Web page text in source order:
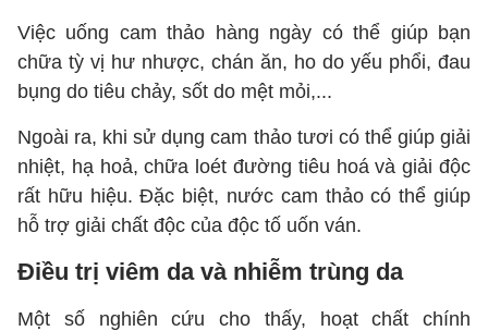
Việc uống cam thảo hàng ngày có thể giúp bạn
chữa tỳ vị hư nhược, chán ăn, ho do yếu phổi, đau
bụng do tiêu chảy, sốt do mệt mỏi,...
Ngoài ra, khi sử dụng cam thảo tươi có thể giúp giải
nhiệt, hạ hoả, chữa loét đường tiêu hoá và giải độc
rất hữu hiệu. Đặc biệt, nước cam thảo có thể giúp
hỗ trợ giải chất độc của độc tố uốn ván.
Điều trị viêm da và nhiễm trùng da
Một số nghiên cứu cho thấy, hoạt chất chính